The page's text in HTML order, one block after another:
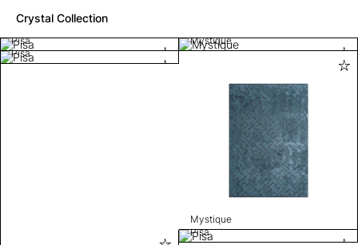
Crystal Collection
Pisa
Mystique
Pisa
Mystique
Pisa